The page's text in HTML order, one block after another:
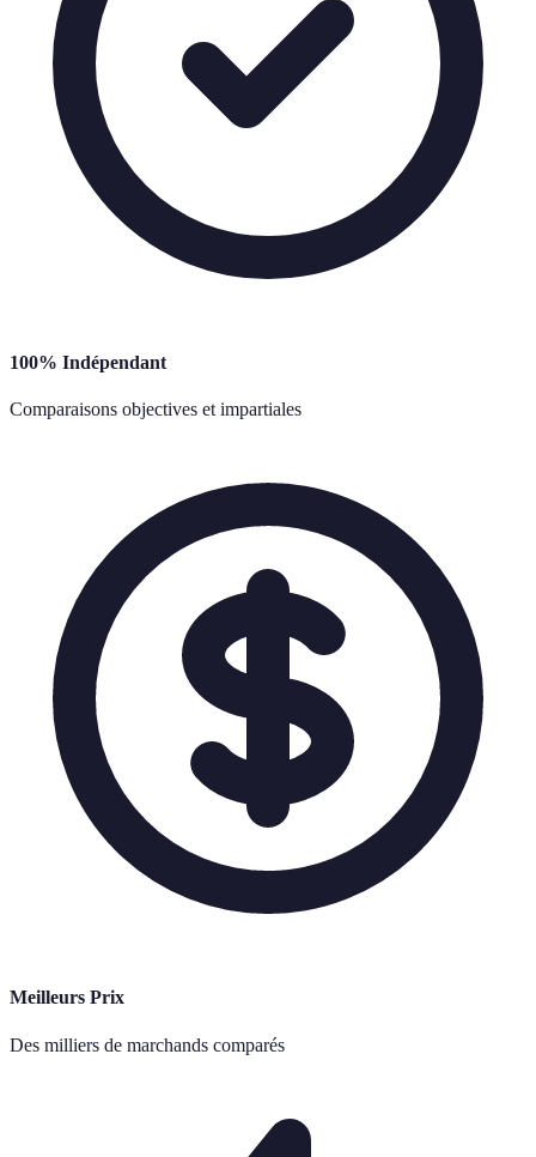
100% Indépendant
Comparaisons objectives et impartiales
Meilleurs Prix
Des milliers de marchands comparés